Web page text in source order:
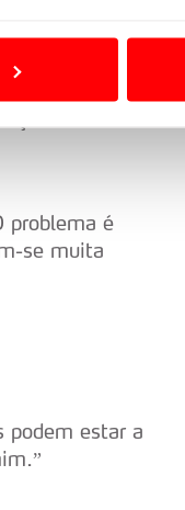
conteúdos e
navegação no nosso
serão realizadas
dos serviços a
pode ter
manhã».
mas se
problema é
se muita
podem estar a